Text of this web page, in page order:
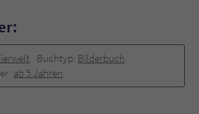
Buchtyp: Bilderbuch
ab 5 Jahren